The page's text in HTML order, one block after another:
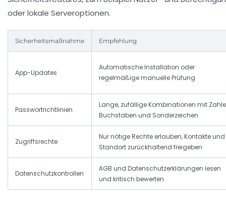
oder lokale Serveroptionen.
Sicherheitsmaßnahme Empfehlung
App-Updates
Automatische Installation oder
regelmäßige manuelle Prüfung
Passwortrichtlinien
Lange, zufällige Kombinationen mit
Buchstaben und Sonderzeichen
Zugriffsrechte
Nur nötige Rechte erlauben, Kontakte und
Standort zurückhaltend freigeben
Datenschutzkontrollen
AGB und Datenschutzerklärungen lesen
und kritisch bewerten